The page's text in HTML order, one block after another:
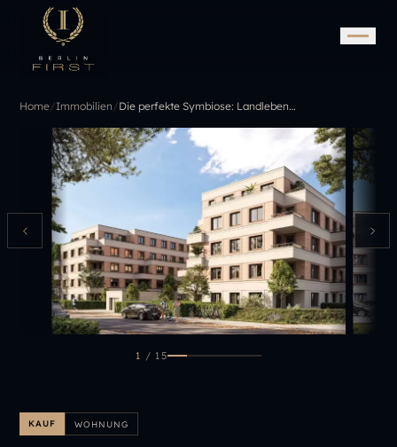
IMMOBILIE BEWERTEN
Home/Immobilien/ Die perfekte Symbiose: Landleben und City-Luxus
1 / 15
KAUF WOHNUNG